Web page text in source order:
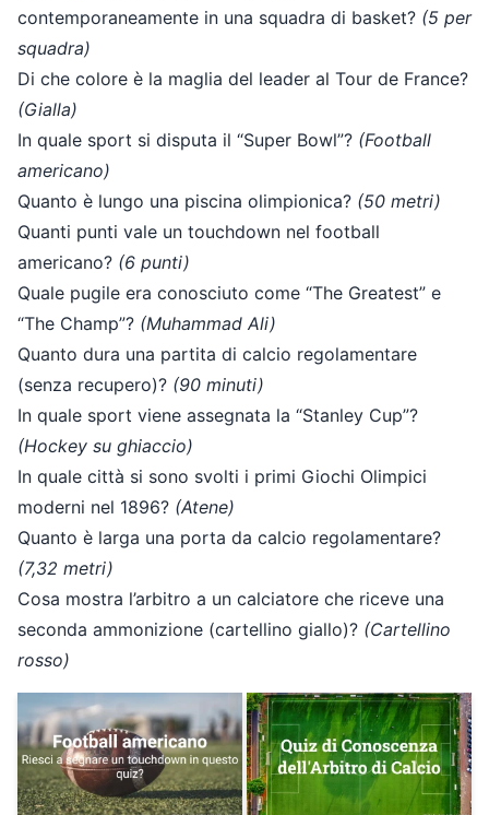
contemporaneamente in una squadra di basket? (5 per
squadra)
Di che colore è la maglia del leader al Tour de France?
(Gialla)
In quale sport si disputa il “Super Bowl”? (Football
americano)
Quanto è lungo una piscina olimpionica? (50 metri)
Quanti punti vale un touchdown nel football
americano? (6 punti)
Quale pugile era conosciuto come “The Greatest” e
“The Champ”? (Muhammad Ali)
Quanto dura una partita di calcio regolamentare
(senza recupero)? (90 minuti)
In quale sport viene assegnata la “Stanley Cup”?
(Hockey su ghiaccio)
In quale città si sono svolti i primi Giochi Olimpici
moderni nel 1896? (Atene)
Quanto è larga una porta da calcio regolamentare?
(7,32 metri)
Cosa mostra l’arbitro a un calciatore che riceve una
seconda ammonizione (cartellino giallo)? (Cartellino
rosso)